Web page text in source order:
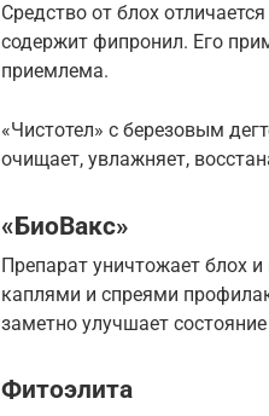
Средство от блох
содержит фипронил. Его
приемлема.
«Чистотел» с березовым
очищает, увлажняет,
«БиоВакс»
Препарат уничтожает блох
каплями и спреями
заметно улучшает
Фитоэлита